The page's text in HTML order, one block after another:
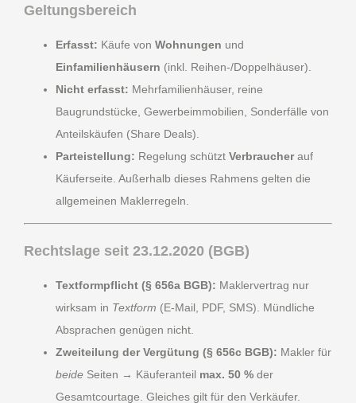
Geltungsbereich
Erfasst: Käufe von Wohnungen und
Einfamilienhäusern (inkl. Reihen-/Doppelhäuser).
Nicht erfasst: Mehrfamilienhäuser, reine
Baugrundstücke, Gewerbeimmobilien, Sonderfälle von
Anteilskäufen (Share Deals).
Parteistellung: Regelung schützt Verbraucherauf
Käuferseite. Außerhalb dieses Rahmens gelten die
allgemeinen Maklerregeln.
Rechtslage seit 23.12.2020 (BGB)
Textformpflicht (§ 656a BGB): Maklervertrag nur
wirksam in Textform (E-Mail, PDF, SMS). Mündliche
Absprachen genügen nicht.
Zweiteilung der Vergütung (§ 656c BGB): Makler für
beide Seiten → Käuferanteil max. 50 % der
Gesamtcourtage. Gleiches gilt für den Verkäufer.